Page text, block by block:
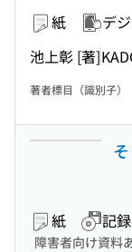
紙 デ
池上彰 [著]
著者標目（識別子）
紙 記
障害者向け資料